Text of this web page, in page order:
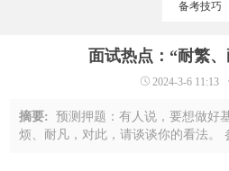
备考技巧
面试热点：“耐繁
2024-3-6 11:13
摘要:预测押题：有人说，要想做好
烦、耐凡，对此，请谈谈你的看法。